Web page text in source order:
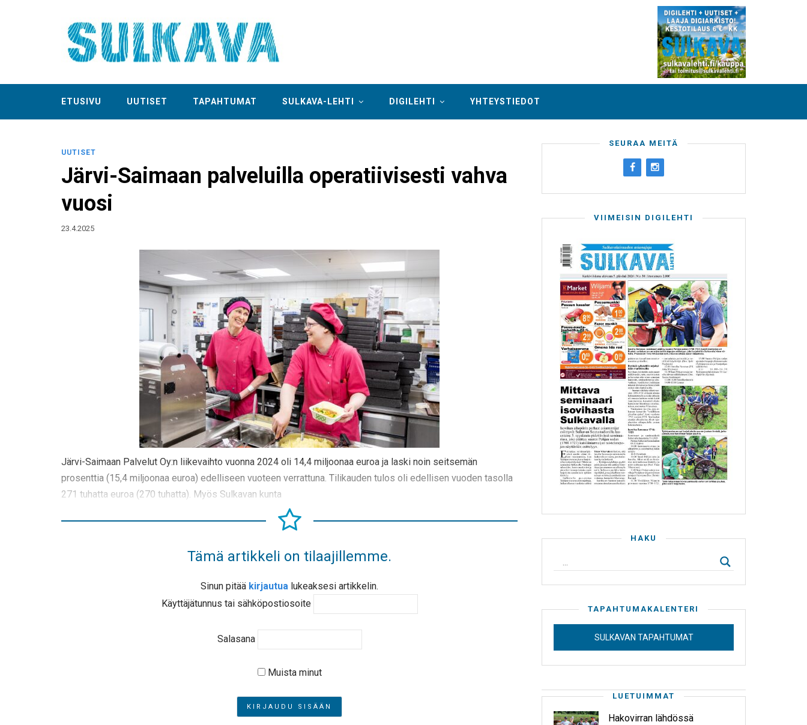
ETUSIVU UUTISET TAPAHTUMAT SULKAVA-LEHTI DIGILEHTI YHTEYSTIEDOT
UUTISET
Järvi-Saimaan palveluilla operatiivisesti vahva
vuosi
23.4.2025
Järvi-Saimaan Palvelut Oy:n liikevaihto vuonna 2024 oli 14,4 miljoonaa euroa ja laski noin seitsemän
prosenttia (15,4 miljoonaa euroa) edelliseen vuoteen verrattuna. Tilikauden tulos oli edellisen vuoden tasolla
271 tuhatta euroa (270 tuhatta). Myös Sulkavan kunta
Tämä artikkeli on tilaajillemme.
Sinun pitää kirjautua lukeaksesi artikkelin.
Käyttäjätunnus tai sähköpostiosoite
Salasana
Muista minut
SEURAA MEITÄ
VIIMEISIN DIGILEHTI
HAKU
TAPAHTUMAKALENTERI
SULKAVAN TAPAHTUMAT
LUETUIMMAT
Hakovirran lähdössä